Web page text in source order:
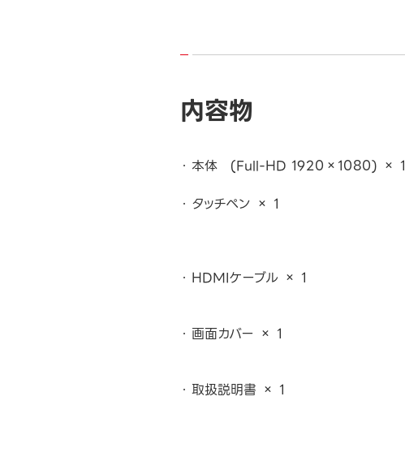
内容物
本体 (Full-HD 1920×1080) × 1
タッチペン × 1
HDMIケーブル × 1
画面カバー × 1
取扱説明書 × 1